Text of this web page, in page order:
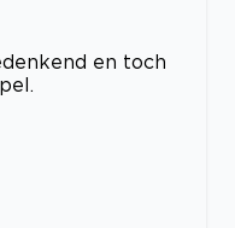
en toch